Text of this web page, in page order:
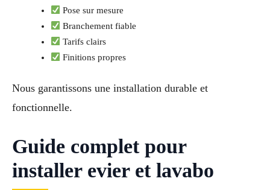
Pose sur mesure
Branchement fiable
Tarifs clairs
Finitions propres
Nous garantissons une installation durable et
fonctionnelle.
Guide complet pour
installer evier et lavabo